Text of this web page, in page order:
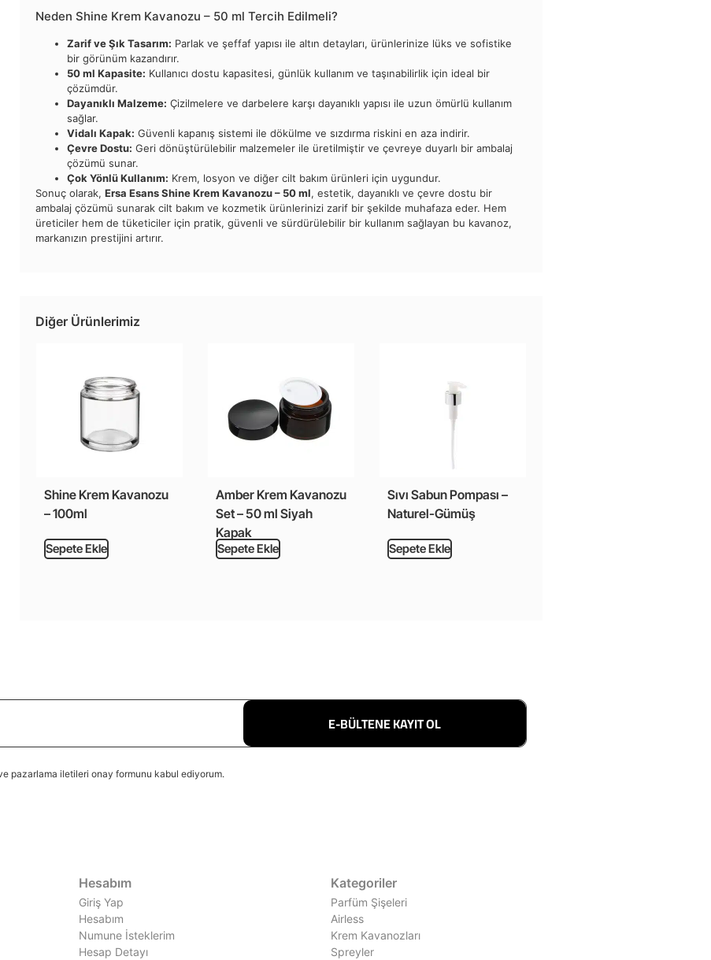
Neden Shine Krem Kavanozu – 50 ml Tercih Edilmeli?
Zarif ve Şık Tasarım: Parlak ve şeffaf yapısı ile altın detayları, ürünlerinize lüks ve sofistike
bir görünüm kazandırır.
50 ml Kapasite: Kullanıcı dostu kapasitesi, günlük kullanım ve taşınabilirlik için ideal bir
çözümdür.
Dayanıklı Malzeme: Çizilmelere ve darbelere karşı dayanıklı yapısı ile uzun ömürlü kullanım
sağlar.
Vidalı Kapak: Güvenli kapanış sistemi ile dökülme ve sızdırma riskini en aza indirir.
Çevre Dostu: Geri dönüştürülebilir malzemeler ile üretilmiştir ve çevreye duyarlı bir ambalaj
çözümü sunar.
Çok Yönlü Kullanım: Krem, losyon ve diğer cilt bakım ürünleri için uygundur.
Sonuç olarak, Ersa Esans Shine Krem Kavanozu – 50 ml, estetik, dayanıklı ve çevre dostu bir
ambalaj çözümü sunarak cilt bakım ve kozmetik ürünlerinizi zarif bir şekilde muhafaza eder. Hem
üreticiler hem de tüketiciler için pratik, güvenli ve sürdürülebilir bir kullanım sağlayan bu kavanoz,
markanızın prestijini artırır.
Diğer Ürünlerimiz
Shine Krem Kavanozu
– 100ml
Sepete Ekle
Amber Krem Kavanozu
Set – 50 ml Siyah
Kapak
Sepete Ekle
Sıvı Sabun Pompası –
Naturel-Gümüş
Sepete Ekle
E-BÜLTENE KAYIT OL
pazarlama iletileri onay formunu kabul ediyorum.
Hesabım
Giriş Yap
Hesabım
Numune İsteklerim
Hesap Detayı
Kategoriler
Parfüm Şişeleri
Airless
Krem Kavanozları
Spreyler